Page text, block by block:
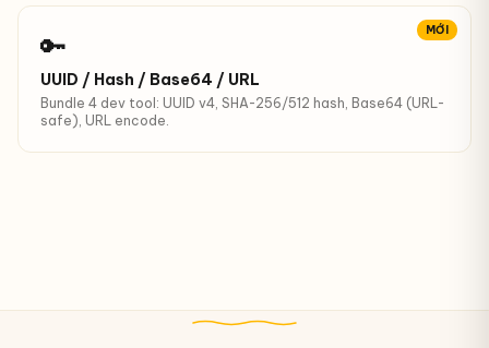
MỚI
🔑
UUID / Hash / Base64 / URL
Bundle 4 dev tool: UUID v4, SHA-256/512 hash, Base64 (URL-
safe), URL encode.